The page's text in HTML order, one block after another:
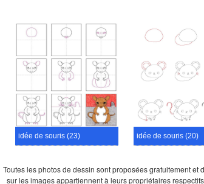
idée de souris (23) idée de souris (20)
Toutes les photos de dessin sont proposées gratuitement
sur les images appartiennent à leurs propriétaires